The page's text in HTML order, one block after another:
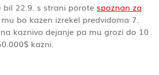
bil 22.9. s strani porote spoznan za
bo kazen izrekel predvidoma 7.
kaznivo dejanje pa mu grozi do 10
kazni.